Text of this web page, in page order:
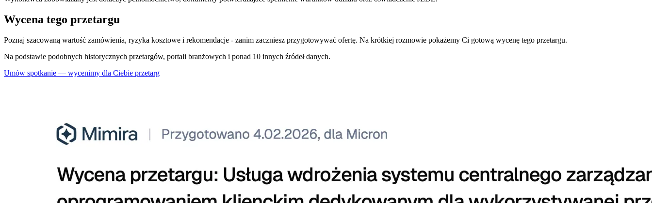
Wycena tego przetargu
Poznaj szacowaną wartość zamówienia, ryzyka kosztowe i rekomendacje - zanim zaczniesz przygotowywać ofertę. Na krótkiej rozmowie pokażemy Ci gotową wycenę tego przetargu.
Na podstawie podobnych historycznych przetargów, portali branżowych i ponad 10 innych źródeł danych.
Umów spotkanie — wycenimy dla Ciebie przetarg